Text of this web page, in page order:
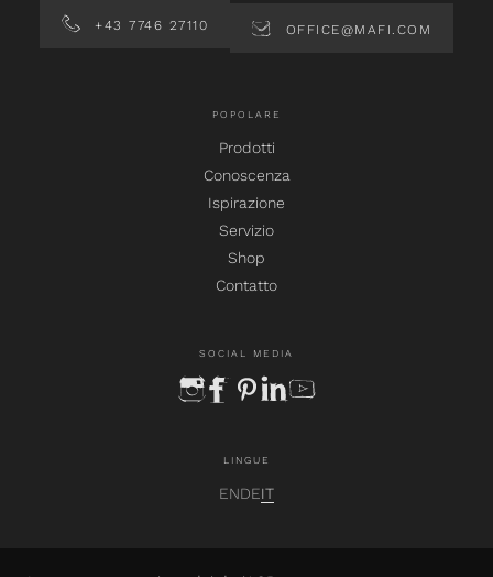
+43 7746 27110 OFFICE@MAFI.COM
POPOLARE
Prodotti
Conoscenza
Ispirazione
Servizio
Shop
Contatto
SOCIAL MEDIA
instagram
facebook
pinterest
linkedinyoutube
LINGUE
ENDEIT